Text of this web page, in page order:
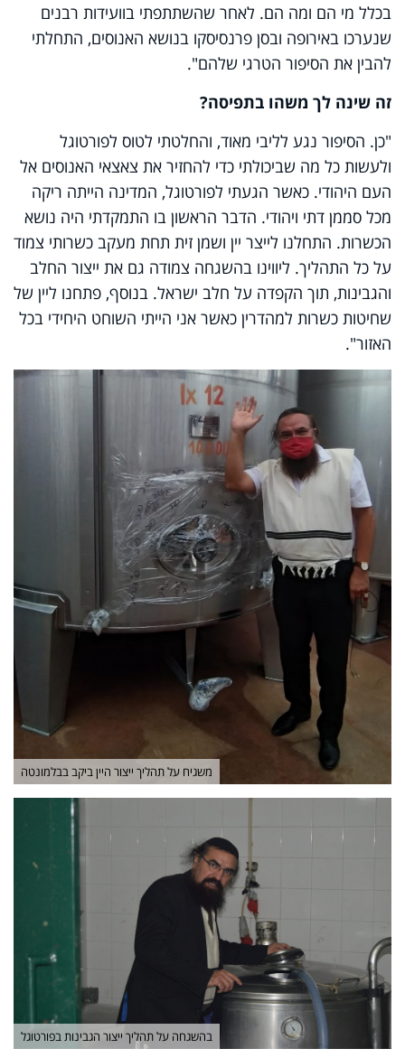
בכלל מי הם ומה הם. לאחר שהשתתפתי בוועידות רבנים
שנערכו באירופה ובסן פרנסיסקו בנושא האנוסים, התחלתי
להבין את הסיפור הטרגי שלהם".
זה שינה לך משהו בתפיסה?
"כן. הסיפור נגע לליבי מאוד, והחלטתי לטוס לפורטוגל
ולעשות כל מה שביכולתי כדי להחזיר את צאצאי האנוסים אל
העם היהודי. כאשר הגעתי לפורטוגל, המדינה הייתה ריקה
מכל סממן דתי ויהודי. הדבר הראשון בו התמקדתי היה נושא
הכשרות. התחלנו לייצר יין ושמן זית תחת מעקב כשרותי צמוד
על כל התהליך. ליווינו בהשגחה צמודה גם את ייצור החלב
והגבינות, תוך הקפדה על חלב ישראל. בנוסף, פתחנו ליין של
שחיטות כשרות למהדרין כאשר אני הייתי השוחט היחידי בכל
האזור".
משגיח על תהליך ייצור היין ביקב בבלמונטה
בהשגחה על תהליך ייצור הגבינות בפורטוגל